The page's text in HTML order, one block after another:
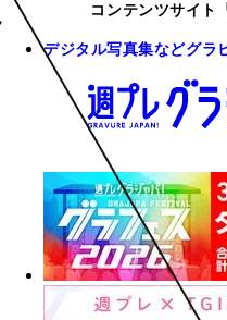
コンテンツサイト
デジタル写真集などグラ